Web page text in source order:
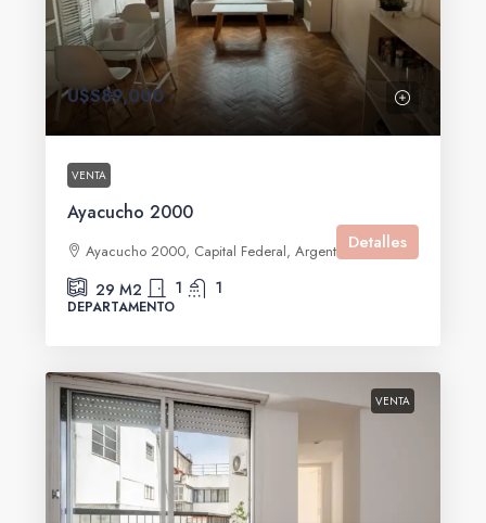
U$S89,000
VENTA
Ayacucho 2000
Ayacucho 2000, Capital Federal, Argentina
29 M2 1 1
DEPARTAMENTO
Detalles
VENTA